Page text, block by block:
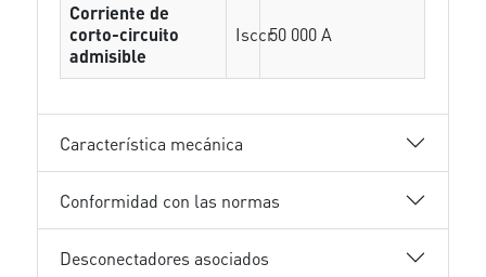
Corriente de
corto-circuito
admisible
Isccr50 000 A
Característica mecánica
Conformidad con las normas
Desconectadores asociados